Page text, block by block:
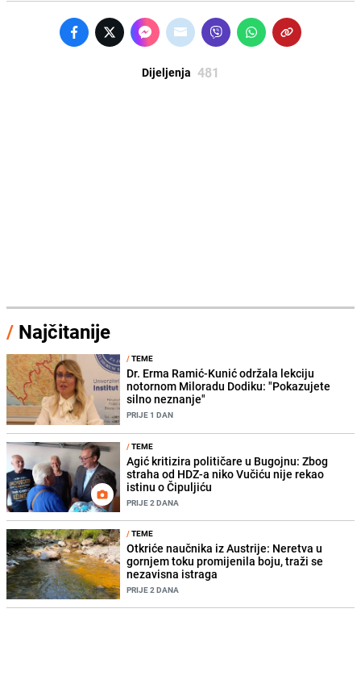
Dijeljenja 481
/ Najčitanije
/TEME
Dr. Erma Ramić-Kunić održala lekciju
notornom Miloradu Dodiku: "Pokazujete
silno neznanje"
PRIJE 1 DAN
/TEME
Agić kritizira političare u Bugojnu: Zbog
straha od HDZ-a niko Vučiću nije rekao
istinu o Čipuljiću
PRIJE 2 DANA
/TEME
Otkriće naučnika iz Austrije: Neretva u
gornjem toku promijenila boju, traži se
nezavisna istraga
PRIJE 2 DANA